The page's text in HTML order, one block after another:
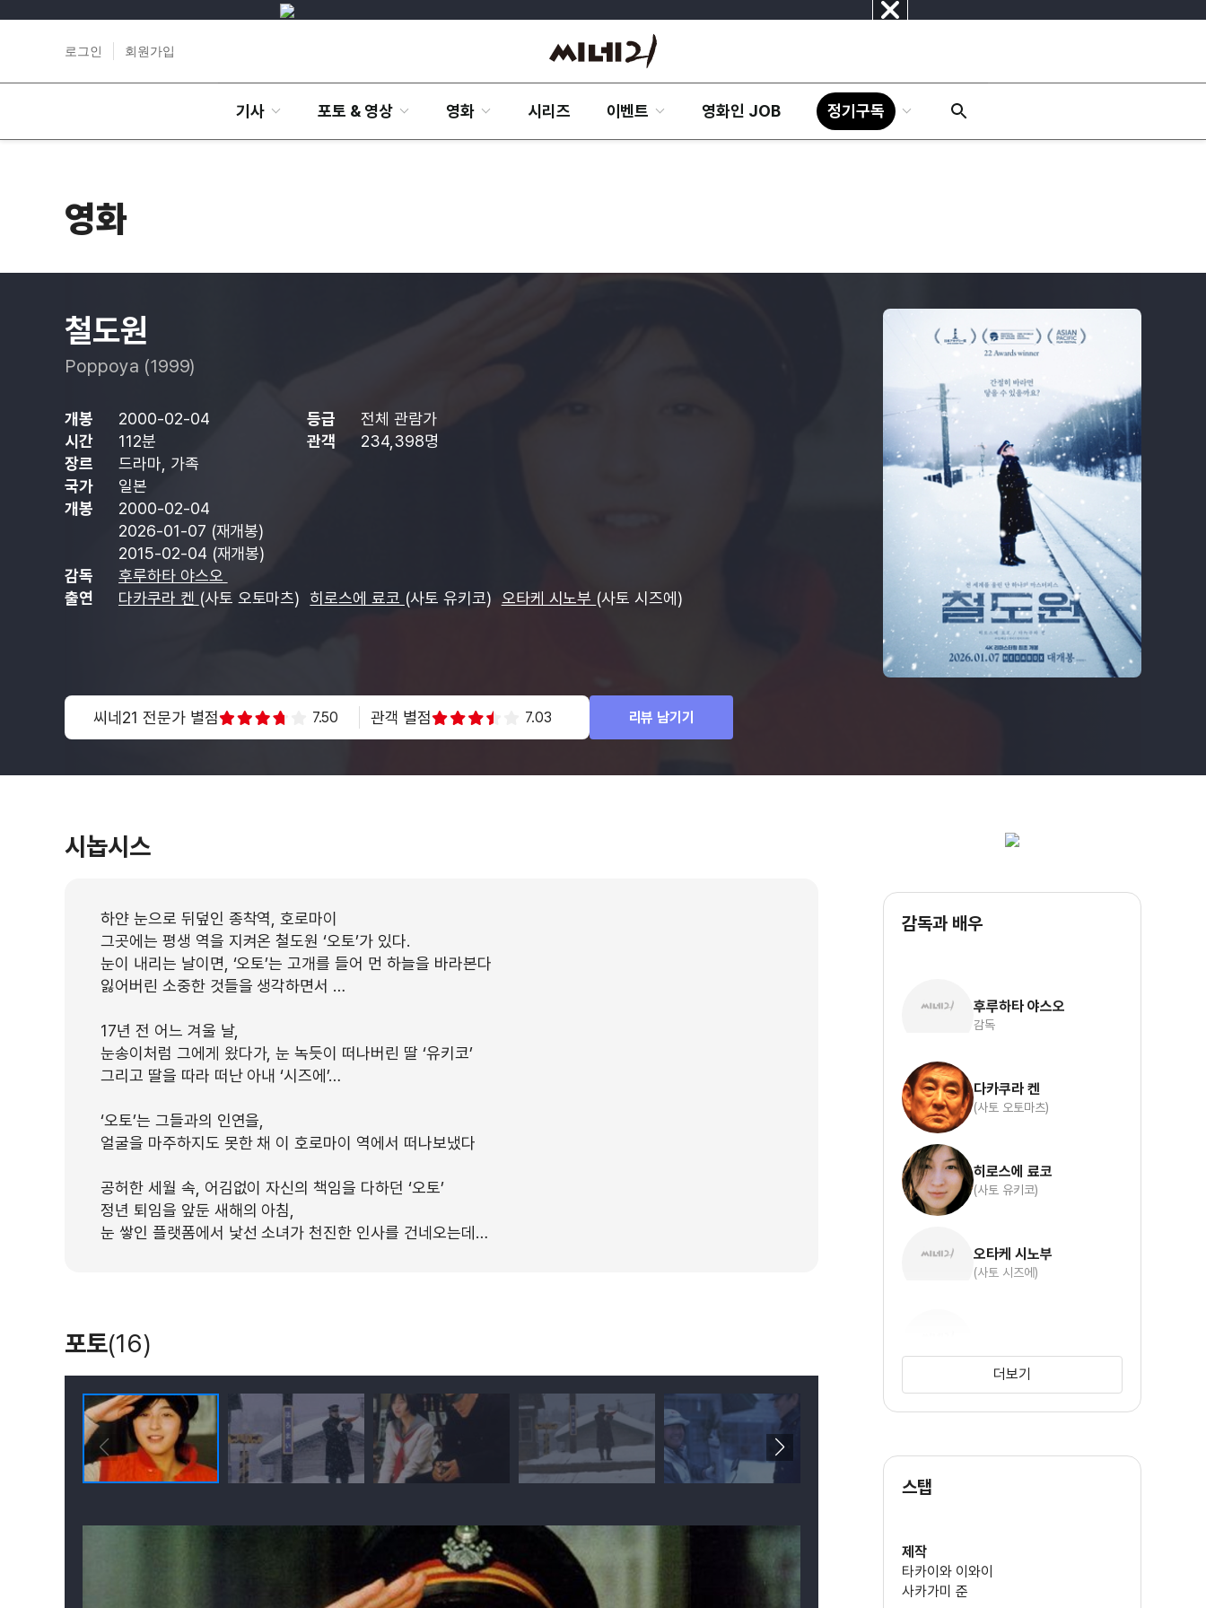
닫
로그인 회원가입
기사 포토 & 영상 영화 시리즈 이벤트 영화인 JOB 정기구독
영화
철도원
Poppoya (1999)
개봉 2000-02-04 등급
전체 관람가
시간
112분 관객
234,398명
장르
드라마, 가족
국가
일본
개봉
2000-02-04
2026-01-07 (재개봉)
2015-02-04 (재개봉)
감독
후루하타 야스오
출연
다카쿠라 켄 (사토 오토마츠) 히로스에 료코 (사토 유키코) 오타케 시노부 (사토 시즈에)
씨네21 전문가 별점 7.50 관객 별점 7.03 리뷰 남기기
시놉시스
하얀 눈으로 뒤덮인 종착역, 호로마이
그곳에는 평생 역을 지켜온 철도원 ‘오토’가 있다.
눈이 내리는 날이면, ‘오토’는 고개를 들어 먼 하늘을 바라본다
잃어버린 소중한 것들을 생각하면서 …
17년 전 어느 겨울 날,
눈송이처럼 그에게 왔다가, 눈 녹듯이 떠나버린 딸 ‘유키코’
그리고 딸을 따라 떠난 아내 ‘시즈에’…
‘오토’는 그들과의 인연을,
얼굴을 마주하지도 못한 채 이 호로마이 역에서 떠나보냈다
공허한 세월 속, 어김없이 자신의 책임을 다하던 ‘오토’
정년 퇴임을 앞둔 새해의 아침,
눈 쌓인 플랫폼에서 낯선 소녀가 천진한 인사를 건네오는데…
포토(16)
감독과 배우
후루하타 야스오
감독
다카쿠라 켄
(사토 오토마츠)
히로스에 료코
(사토 유키코)
오타케 시노부
(사토 시즈에)
더보기
스탭
제작
타카이와 이와이
사카가미 준